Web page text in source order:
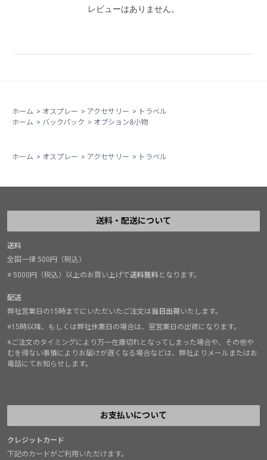
レビューはありません。
配置。ボトルや折りたたみ傘はもちろん、行動中にすぐ
忍ばせておけるのも魅力です。
です。パッカブルタイプのバックパックは肩紐が薄く、
ません。しかし、ULスタッフパックはショルダーハーネ
が少なく、長時間背負っていても快適です。
男性・女性を問わずフィットしやすいのもポイント。チ
ェストストラップを締めれば、なで肩の方でも肩からズ
利な機能も充実。コンパクトな見た目以上の収納力と使
いやすさを備えています。
んなバランスの良さが、このバッグ最大の魅力だと感じ
ています。
「パッカブルだから背負い心地はそれなり」と思ってい
ホーム > オスプレー > アクセサリー >
トラベル
ホーム > バックパック > オプション&小物
ホーム > オスプレー > アクセサリー > トラベル
送料・配送について
送料
全国一律 500円（税込）
※ 5000円（税込）以上のお買い上げで送料無料となります。
配送
弊社営業日の15時までにいただいたご注文は当日出荷いたします。
※15時以降、もしくは弊社休業日の場合は、翌営業日の出荷になります。
※ご注文のタイミングにより万一在庫切れとなってしまった場合や、その他や
むを得ない事情によりお届けが遅くなる場合などは、弊社よりメールまたはお
電話にてお知らせします。
お支払いについて
クレジットカード
下記のカードがご利用いただけます。